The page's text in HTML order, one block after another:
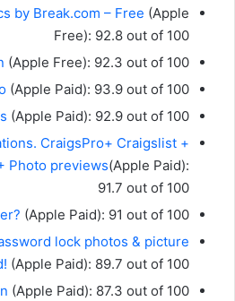
by Break.com – Free (Apple
Free): 92.8 out of 100
(Apple Free): 92.3 out of 100
(Apple Paid): 93.9 out of 100
(Apple Paid): 92.9 out of 100
CraigsPro+ Craigslist +
Photo previews(Apple Paid):
91.7 out of 100
(Apple Paid): 91 out of 100
lock photos & picture
(Apple Paid): 89.7 out of 100
(Apple Paid): 87.3 out of 100